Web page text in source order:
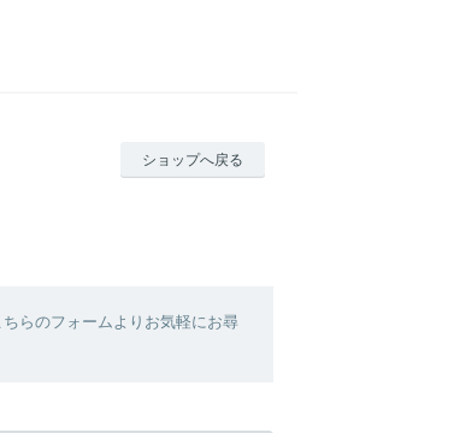
ショップへ戻る
らのフォームよりお気軽にお尋